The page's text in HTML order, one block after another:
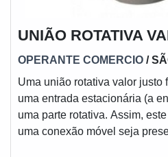
UNIÃO ROTATIVA
OPERANTE COMERCIO /
Uma união rotativa valor justo
uma entrada estacionária (a
uma parte rotativa. Assim,
uma conexão móvel seja